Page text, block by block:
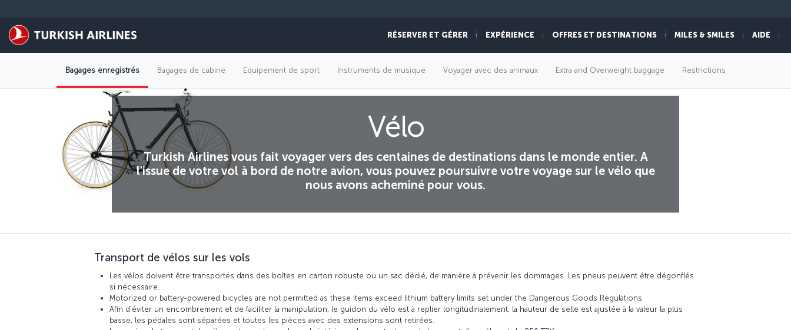
RÉSERVER ET GÉRER EXPÉRIENCE OFFRES ET DESTINATIONS MILES & SMILES AIDE
Bagages enregistrés Bagages de cabine Equipement de sport Instruments de musique Voyager avec des animaux Extra and Overweight baggage Restrictions
Vélo
Turkish Airlines vous fait voyager vers des centaines de destinations dans le monde entier. A
l'issue de votre vol à bord de notre avion, vous pouvez poursuivre votre voyage sur le vélo que
nous avons acheminé pour vous.
Transport de vélos sur les vols
Les vélos doivent être transportés dans des boîtes en carton robuste ou un sac dédié, de manière à prévenir les dommages. Les pneus peuvent être dégonflés
si nécessaire.
Motorized or battery-powered bicycles are not permitted as these items exceed lithium battery limits set under the Dangerous Goods Regulations.
Afin d'éviter un encombrement et de faciliter la manipulation, le guidon du vélo est à replier longitudinalement, la hauteur de selle est ajustée à la valeur la plus
basse, les pédales sont séparées et toutes les pièces avec des extensions sont retirées.